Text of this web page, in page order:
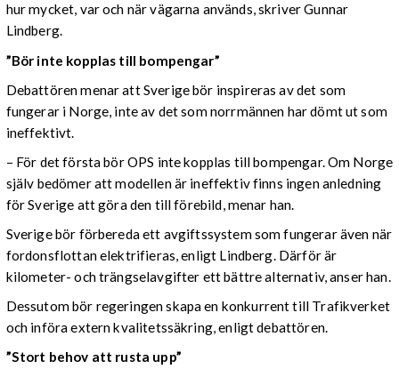
hur mycket, var och när vägarna används, skriver Gunnar
Lindberg.
”Bör inte kopplas till bompengar”
Debattören menar att Sverige bör inspireras av det som
fungerar i Norge, inte av det som norrmännen har dömt ut som
ineffektivt.
– För det första bör OPS inte kopplas till bompengar. Om Norge
själv bedömer att modellen är ineffektiv finns ingen anledning
för Sverige att göra den till förebild, menar han.
Sverige bör förbereda ett avgiftssystem som fungerar även när
fordonsflottan elektrifieras, enligt Lindberg. Därför är
kilometer- och trängselavgifter ett bättre alternativ, anser han.
Dessutom bör regeringen skapa en konkurrent till Trafikverket
och införa extern kvalitetssäkring, enligt debattören.
”Stort behov att rusta upp”